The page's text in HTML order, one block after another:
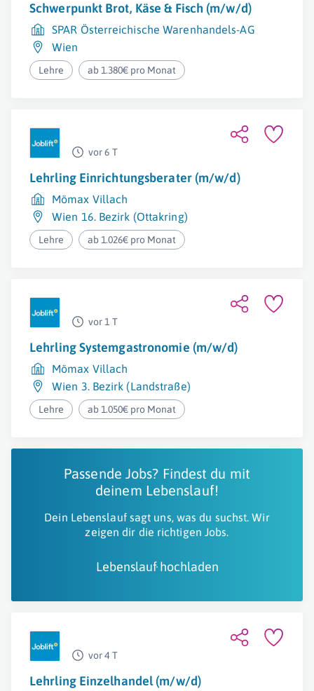
Schwerpunkt Brot, Käse & Fisch (m/w/d)
SPAR Österreichische Warenhandels-AG
Wien
Lehre ab 1.380€ pro Monat
vor 6 T
Lehrling Einrichtungsberater (m/w/d)
Mömax Villach
Wien 16. Bezirk (Ottakring)
Lehre ab 1.026€ pro Monat
vor 1 T
Lehrling Systemgastronomie (m/w/d)
Mömax Villach
Wien 3. Bezirk (Landstraße)
Lehre ab 1.050€ pro Monat
Passende Jobs? Findest du mit
deinem Lebenslauf!
Dein Lebenslauf sagt uns, was du suchst. Wir
zeigen dir die richtigen Jobs.
Lebenslauf hochladen
vor 4 T
Lehrling Einzelhandel (m/w/d)